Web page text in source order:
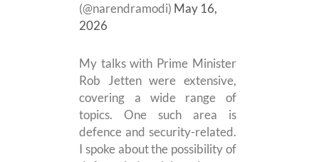
(@narendramodi) May 16,
2026
My talks with Prime Minister
Rob Jetten were extensive,
covering a wide range of
topics. One such area is
defence and security-related.
I spoke about the possibility of